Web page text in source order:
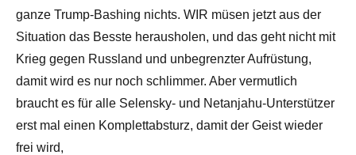
ganze Trump-Bashing nichts. WIR müsen jetzt aus der
Situation das Besste herausholen, und das geht nicht mit
Krieg gegen Russland und unbegrenzter Aufrüstung,
damit wird es nur noch schlimmer. Aber vermutlich
braucht es für alle Selensky- und Netanjahu-Unterstützer
erst mal einen Komplettabsturz, damit der Geist wieder
frei wird,